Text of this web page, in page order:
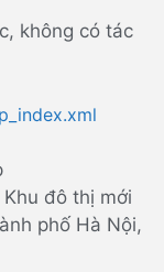
không có tác
đô thị mới
phố Hà Nội,